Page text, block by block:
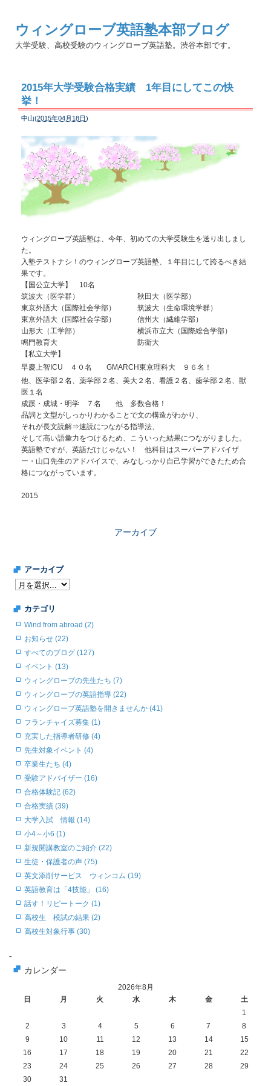
ウィングローブ英語塾本部ブログ
大学受験、高校受験のウィングローブ英語塾。渋谷本部です。
2015年大学受験合格実績 1年目にしてこの快
挙！
中山(2015年04月18日)
ウィングローブ英語塾は、今年、初めての大学受験生を送り出しまし
た。
入塾テストナシ！のウィングローブ英語塾、１年目にして誇るべき結
果です。
【国公立大学】 10名
筑波大（医学群） 秋田大（医学部）
東京外語大（国際社会学部） 筑波大（生命環境学群）
東京外語大（国際社会学部） 信州大（繊維学部）
山形大（工学部） 横浜市立大（国際総合学部）
鳴門教育大 防衛大
【私立大学】
早慶上智ICU ４０名 GMARCH東京理科大 ９６名！
他、医学部２名、薬学部２名、美大２名、看護２名、歯学部２名、獣
医１名
成蹊・成城・明学 ７名 他 多数合格！
品詞と文型がしっかりわかることで文の構造がわかり、
それが長文読解⇒速読につながる指導法、
そして高い語彙力をつけるため、こういった結果につながりました。
英語塾ですが、英語だけじゃない！ 他科目はスーパーアドバイザ
ー・山口先生のアドバイスで、みなしっかり自己学習ができたため合
格につながっています。
2015
アーカイブ
アーカイブ
カテゴリ
Wind from abroad (2)
お知らせ (22)
すべてのブログ (127)
イベント (13)
ウィングローブの先生たち (7)
ウィングローブの英語指導 (22)
ウィングローブ英語塾を開きませんか (41)
フランチャイズ募集 (1)
充実した指導者研修 (4)
先生対象イベント (4)
卒業生たち (4)
受験アドバイザー (16)
合格体験記 (62)
合格実績 (39)
大学入試 情報 (14)
小4～小6 (1)
新規開講教室のご紹介 (22)
生徒・保護者の声 (75)
英文添削サービス ウィンコム (19)
英語教育は「4技能」 (16)
話す！リピートーク (1)
高校生 模試の結果 (2)
高校生対象行事 (30)
-
カレンダー
2026年8月
日
月 火 水 木 金
土
1
2
3 4 5 6 7
8
9
10 11 12 13 14
15
16
17 18 19 20 21
22
23
24 25 26 27 28
29
30
31